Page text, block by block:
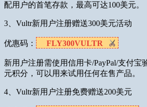
配用户的首笔存款，最高可达100美元。
3、Vultr新用户注册赠送300美元活动
优惠码： FLY300VULTR
新用户注册需使用信用卡/PayPal/支付宝
元积分，可以用来试用任何在售产品。
4、Vultr新用户注册免费赠送200美元